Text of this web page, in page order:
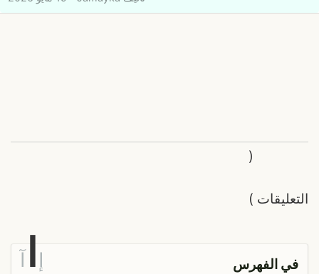
التعليقات
(
)
في الفهرس إ آ